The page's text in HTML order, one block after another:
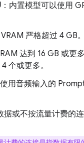
：内置模型可以使用
VRAM 严格超过 4 GB。
RAM 达到 16 GB 或更
个或更多。
用音频输入的
据或不按流量计费的连